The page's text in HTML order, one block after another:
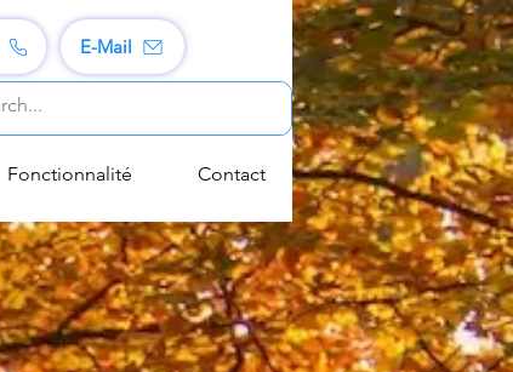
E-Mail
Fonctionnalité Contact